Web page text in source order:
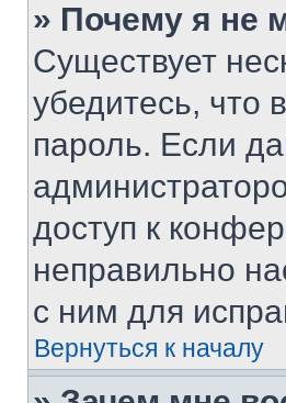
» Почему я не
Существует
убедитесь, что
пароль. Если
доступ к
неправильно
с ним для
Вернуться к началу